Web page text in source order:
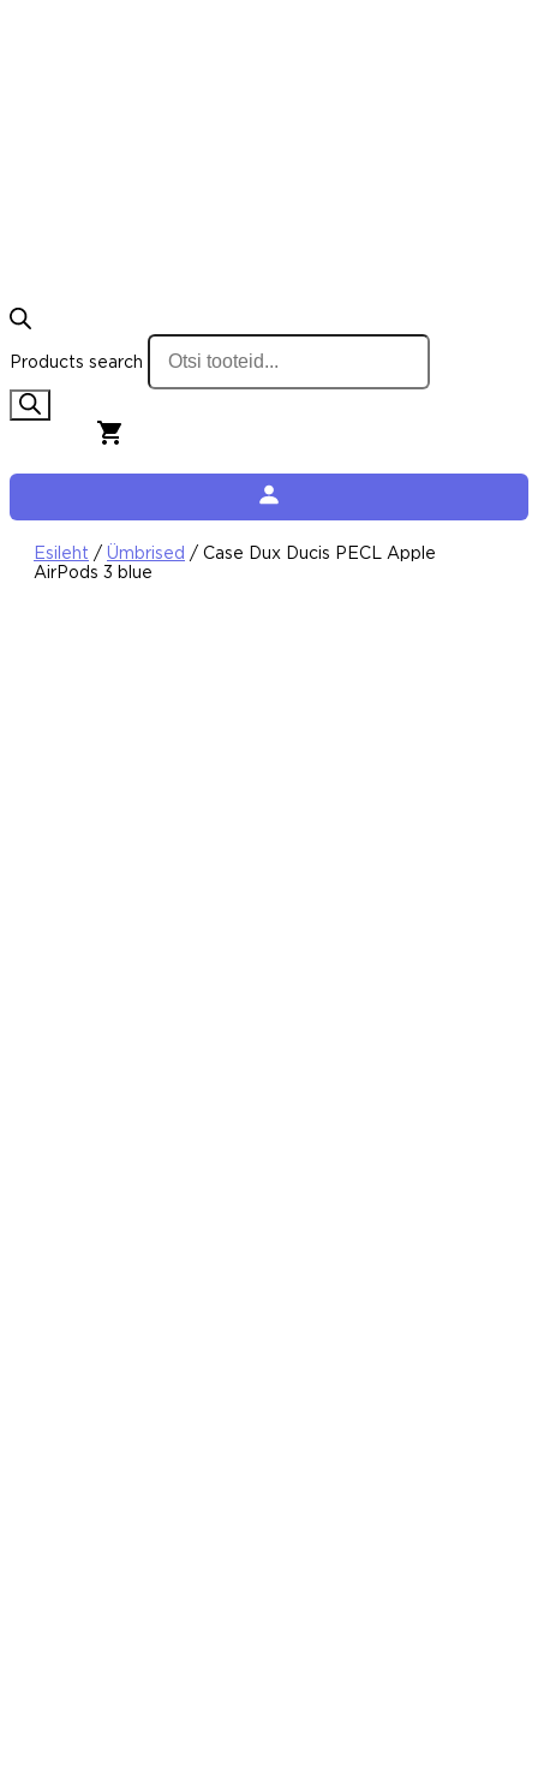
Products search
Esileht / Ümbrised / Case Dux Ducis PECL Apple
AirPods 3 blue